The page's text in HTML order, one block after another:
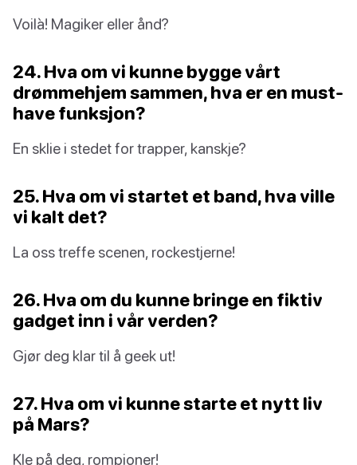
Voilà! Magiker eller ånd?
24. Hva om vi kunne bygge vårt
drømmehjem sammen, hva er en must-
have funksjon?
En sklie i stedet for trapper, kanskje?
25. Hva om vi startet et band, hva ville
vi kalt det?
La oss treffe scenen, rockestjerne!
26. Hva om du kunne bringe en fiktiv
gadget inn i vår verden?
Gjør deg klar til å geek ut!
27. Hva om vi kunne starte et nytt liv
på Mars?
Kle på deg, rompioner!